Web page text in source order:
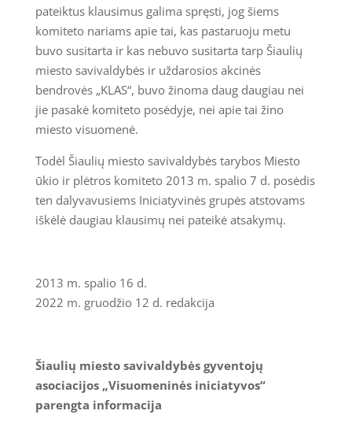
pateiktus klausimus galima spręsti, jog šiems
komiteto nariams apie tai, kas pastaruoju metu
buvo susitarta ir kas nebuvo susitarta tarp Šiaulių
miesto savivaldybės ir uždarosios akcinės
bendrovės „KLAS“, buvo žinoma daug daugiau nei
jie pasakė komiteto posėdyje, nei apie tai žino
miesto visuomenė.
Todėl Šiaulių miesto savivaldybės tarybos Miesto
ūkio ir plėtros komiteto 2013 m. spalio 7 d. posėdis
ten dalyvavusiems Iniciatyvinės grupės atstovams
iškėlė daugiau klausimų nei pateikė atsakymų.
2013 m. spalio 16 d.
2022 m. gruodžio 12 d. redakcija
Šiaulių miesto savivaldybės gyventojų
asociacijos „Visuomeninės iniciatyvos“
parengta informacija